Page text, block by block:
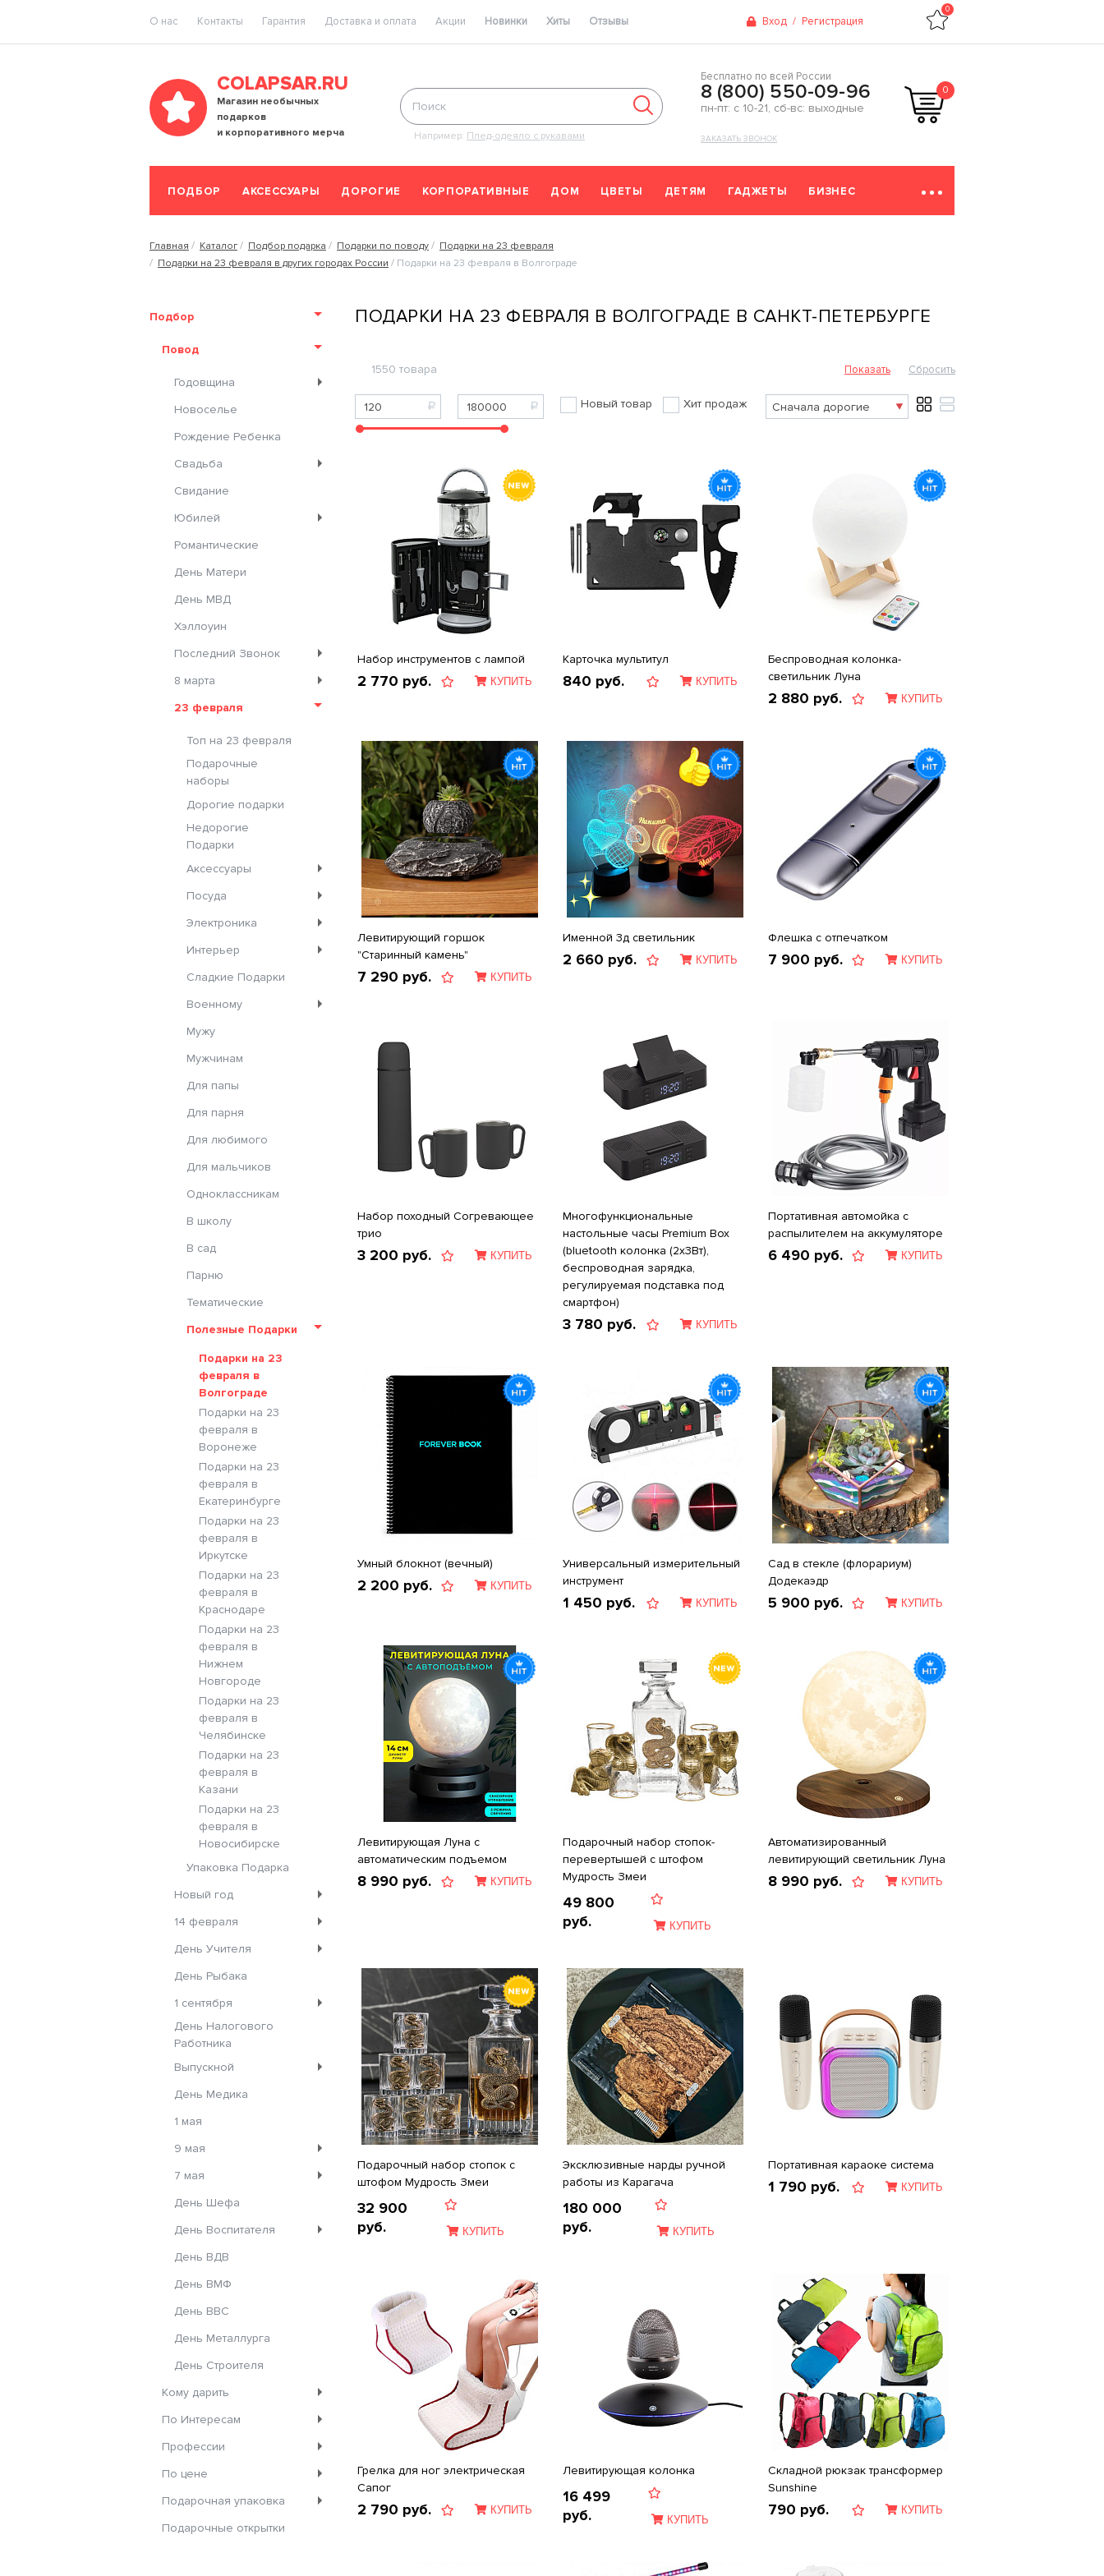
O нас Контакты Гарантия Доставка и оплата Акции Новинки Хиты Отзывы Вход / Регистрация
0
COLAPSAR.RU
Магазин необычных
подарков
и корпоративного мерча
Например: Плед-одеяло с рукавами
Бесплатно по всей России
8 (800) 550-09-96
пн-пт: с 10-21, сб-вс: выходные
ЗАКАЗАТЬ ЗВОНОК
0
ПОДБОР АКСЕССУАРЫ ДОРОГИЕ КОРПОРАТИВНЫЕ ДОМ ЦВЕТЫ ДЕТЯМ ГАДЖЕТЫ БИЗНЕС
Главная Каталог Подбор подарка Подарки по поводу
Подарки на 23 февраля
Подарки на 23 февраля в других городах России
Подарки на 23 февраля в Волгограде
Подбор
Повод
Годовщина
Новоселье
Рождение Ребенка
Свадьба
Свидание
Юбилей
Романтические
День Матери
День МВД
Хэллоуин
Последний Звонок
8 марта
23 февраля
Топ на 23 февраля
Подарочные
наборы
Дорогие подарки
Недорогие
Подарки
Аксессуары
Посуда
Электроника
Интерьер
Сладкие Подарки
Военному
Мужу
Мужчинам
Для папы
Для парня
Для любимого
Для мальчиков
Одноклассникам
В школу
В сад
Парню
Тематические
Полезные Подарки
Подарки на 23
февраля в
Волгограде
Подарки на 23
февраля в
Воронеже
Подарки на 23
февраля в
Екатеринбурге
Подарки на 23
февраля в
Иркутске
Подарки на 23
февраля в
Краснодаре
Подарки на 23
февраля в
Нижнем
Новгороде
Подарки на 23
февраля в
Челябинске
Подарки на 23
февраля в
Казани
Подарки на 23
февраля в
Новосибирске
Упаковка Подарка
Новый год
14 февраля
День Учителя
День Рыбака
1 сентября
День Налогового
Работника
Выпускной
День Медика
1 мая
9 мая
7 мая
День Шефа
День Воспитателя
День ВДВ
День ВМФ
День ВВС
День Металлурга
День Строителя
Кому дарить
По Интересам
Профессии
По цене
Подарочная упаковка
Подарочные открытки
ПОДАРКИ НА 23 ФЕВРАЛЯ В ВОЛГОГРАДЕ В САНКТ-ПЕТЕРБУРГЕ
1550 товара
Новый товар Хит продаж
Набор инструментов с лампой
2 770 руб. КУПИТЬ
Карточка мультитул
840 руб. КУПИТЬ
Беспроводная колонка-
светильник Луна
2 880 руб. КУПИТЬ
Левитирующий горшок
"Старинный камень"
7 290 руб. КУПИТЬ
Именной 3д светильник
2 660 руб. КУПИТЬ
Флешка с отпечатком
7 900 руб. КУПИТЬ
Набор походный Согревающее
трио
3 200 руб. КУПИТЬ
Многофункциональные
настольные часы Premium Box
(bluetooth колонка (2x3Вт),
беспроводная зарядка,
регулируемая подставка под
смартфон)
3 780 руб. КУПИТЬ
Портативная автомойка с
распылителем на аккумуляторе
6 490 руб. КУПИТЬ
Умный блокнот (вечный)
2 200 руб. КУПИТЬ
Универсальный измерительный
инструмент
1 450 руб. КУПИТЬ
Сад в стекле (флорариум)
Додекаэдр
5 900 руб. КУПИТЬ
Левитирующая Луна с
автоматическим подъемом
8 990 руб. КУПИТЬ
Подарочный набор стопок-
перевертышей c штофом
Мудрость Змеи
49 800
руб.
КУПИТЬ
Автоматизированный
левитирующий светильник Луна
8 990 руб. КУПИТЬ
Подарочный набор стопок c
штофом Мудрость Змеи
32 900
руб.
КУПИТЬ
Эксклюзивные нарды ручной
работы из Карагача
180 000
руб.
КУПИТЬ
Портативная караоке система
1 790 руб. КУПИТЬ
Грелка для ног электрическая
Сапог
2 790 руб. КУПИТЬ
Левитирующая колонка
16 499
руб.
КУПИТЬ
Складной рюкзак трансформер
Sunshine
790 руб. КУПИТЬ